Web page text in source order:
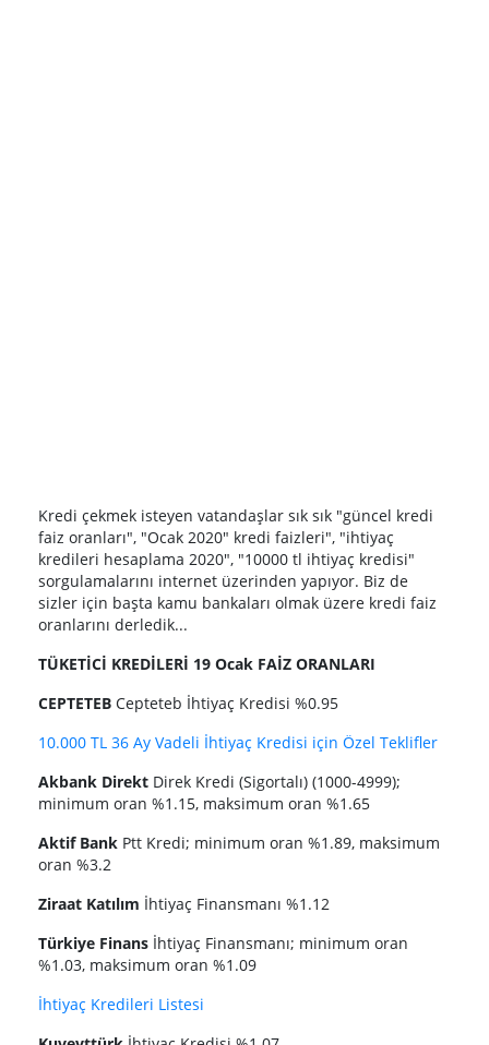
Kredi çekmek isteyen vatandaşlar sık sık "güncel kredi
faiz oranları", "Ocak 2020" kredi faizleri", "ihtiyaç
kredileri hesaplama 2020", "10000 tl ihtiyaç kredisi"
sorgulamalarını internet üzerinden yapıyor. Biz de
sizler için başta kamu bankaları olmak üzere kredi faiz
oranlarını derledik...
TÜKETİCİ KREDİLERİ 19 Ocak FAİZ ORANLARI
CEPTETEB Cepteteb İhtiyaç Kredisi %0.95
10.000 TL 36 Ay Vadeli İhtiyaç Kredisi için Özel Teklifler
Akbank Direkt Direk Kredi (Sigortalı) (1000-4999);
minimum oran %1.15, maksimum oran %1.65
Aktif Bank Ptt Kredi; minimum oran %1.89, maksimum
oran %3.2
Ziraat Katılım İhtiyaç Finansmanı %1.12
Türkiye Finans İhtiyaç Finansmanı; minimum oran
%1.03, maksimum oran %1.09
İhtiyaç Kredileri Listesi